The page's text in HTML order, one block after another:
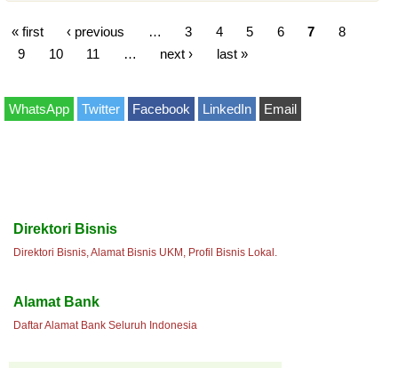
« first ‹ previous 3 4 5 6 7
8
9
10 11 next › last »
WhatsApp Twitter Facebook LinkedIn Email
Direktori Bisnis
Direktori Bisnis, Alamat Bisnis UKM, Profil Bisnis Lokal.
Alamat Bank
Daftar Alamat Bank Seluruh Indonesia